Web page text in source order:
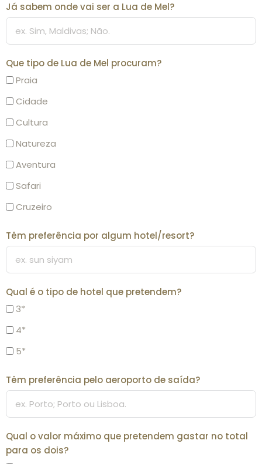
Já sabem onde vai ser a Lua de Mel?
Que tipo de Lua de Mel procuram?
Praia
Cidade
Cultura
Natureza
Aventura
Safari
Cruzeiro
Têm preferência por algum hotel/resort?
Qual é o tipo de hotel que pretendem?
3*
4*
5*
Têm preferência pelo aeroporto de saída?
Qual o valor máximo que pretendem gastar no total
para os dois?